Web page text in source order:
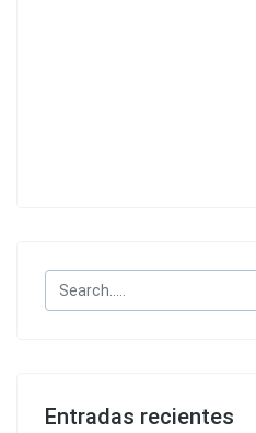
Entradas recientes